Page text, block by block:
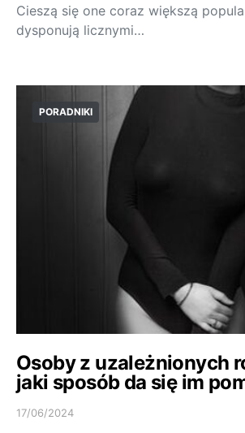
Cieszą się one coraz większą
dysponują licznymi…
PORADNIKI
Osoby z uzależnionych
jaki sposób da się im
17/06/2024